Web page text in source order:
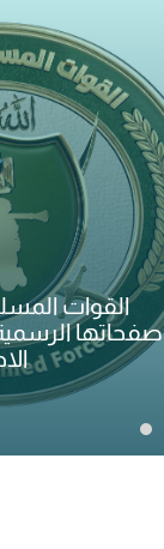
الأجهزة
واقعة